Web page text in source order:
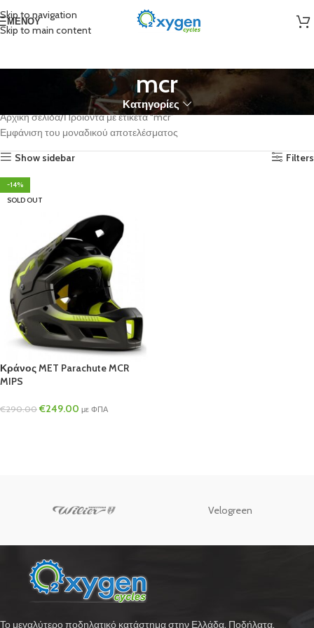
Skip to navigation
Skip to main content
ΜΕΝΟΎ
mcr
Κατηγορίες
Αρχική σελίδα Προϊόντα με ετικέτα “mcr”
Εμφάνιση του μοναδικού αποτελέσματος
Show sidebar
Filters
-14%
SOLD OUT
Κράνος MET Parachute MCR
MIPS
€290.00 €249.00 με ΦΠΑ
Velogreen
Το μεγαλύτερο ποδηλατικό κατάστημα στην Ελλάδα. Ποδήλατα,